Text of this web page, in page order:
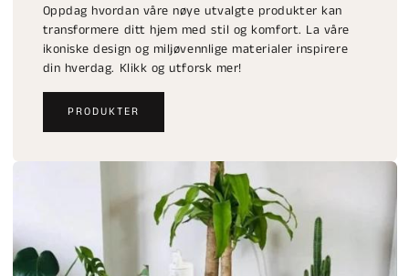
Oppdag hvordan våre nøye utvalgte produkter kan
transformere ditt hjem med stil og komfort. La våre
ikoniske design og miljøvennlige materialer inspirere
din hverdag. Klikk og utforsk mer!
PRODUKTER